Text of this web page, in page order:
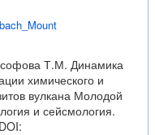
Т.М. Динамика
химического и
вулкана Молодой
и сейсмология.